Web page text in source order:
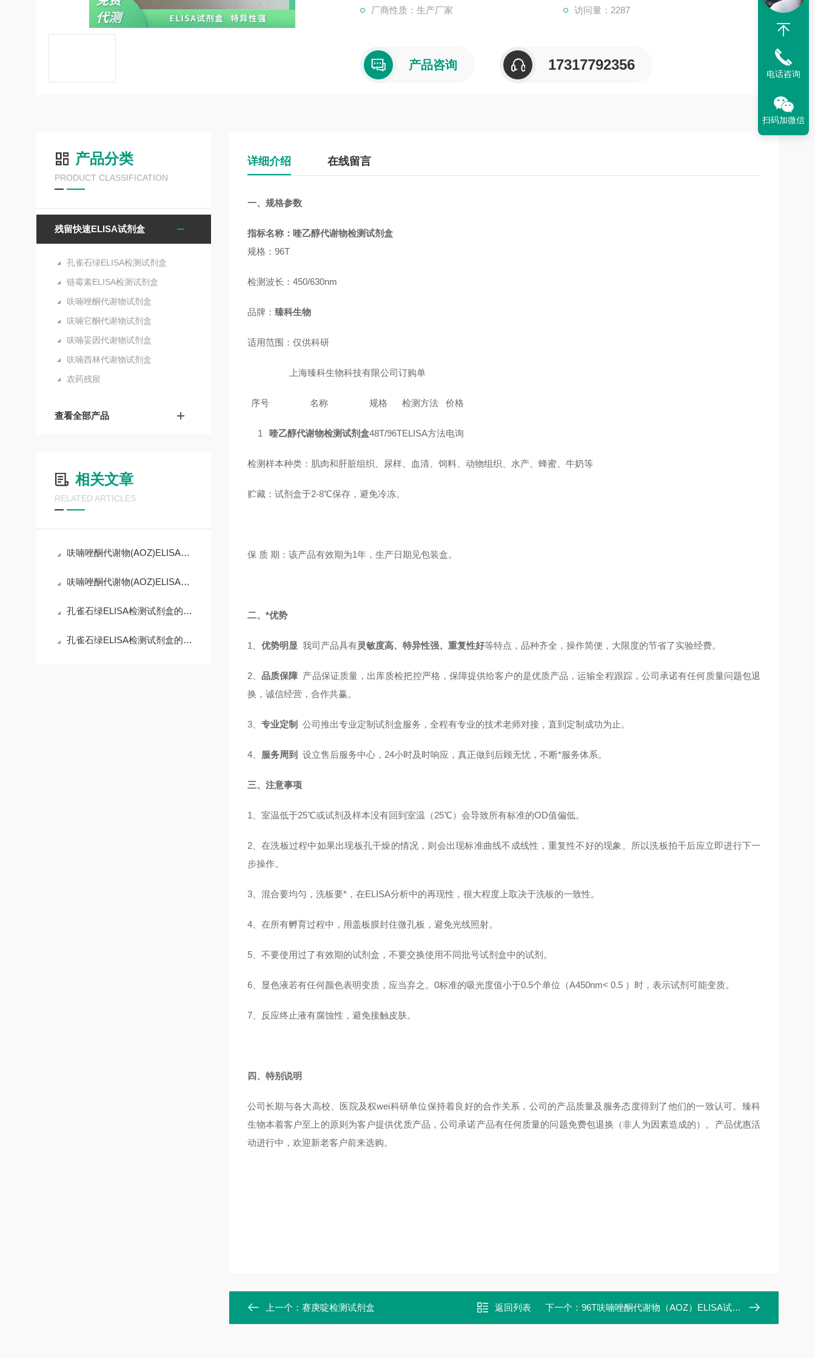
厂商性质：生产厂家 访问量：2287
产品咨询 17317792356
产品分类
PRODUCT CLASSIFICATION
残留快速ELISA试剂盒
孔雀石绿ELISA检测试剂盒
链霉素ELISA检测试剂盒
呋喃唑酮代谢物试剂盒
呋喃它酮代谢物试剂盒
呋喃妥因代谢物试剂盒
呋喃西林代谢物试剂盒
农药残留
查看全部产品
相关文章
RELATED ARTICLES
呋喃唑酮代谢物(AOZ)ELISA试剂盒：微观世界的精准捕手
呋喃唑酮代谢物(AOZ)ELISA试剂盒：守护舌尖安全的免疫防线
孔雀石绿ELISA检测试剂盒的工作原理精妙而有序
孔雀石绿ELISA检测试剂盒的使用须知
详细介绍 在线留言
一、规格参数
指标名称： 喹乙醇代谢物检测试剂盒
规格：96T
检测波长：450/630nm
品牌： 臻科生物
适用范围：仅供科研
上海臻科生物科技有限公司订购单
序号 名称 规格 检测方法 价格
1 喹乙醇代谢物检测试剂盒48T/96TELISA方法电询
检测样本种类：肌肉和肝脏组织、尿样、血清、饲料、 动物组织 水产、 蜂蜜、 牛奶等
贮藏：试剂盒于2-8℃保存，避免冷冻。
保 质 期：该产品有效期为1年，生产日期见包装盒。
二、*优势
1、 优势明显 我司产品具有灵敏度高、特异性强、重复性好等特点，品种齐全，操作简便，大限度的节省了实验经费。
2、 品质保障 产品保证质量，出库质检把控严格，保障提供给客户的是优质产品，运输全程跟踪，公司承诺有任何质量问题包退
换，诚信经营，合作共赢。
3、 专业定制 公司推出专业定制试剂盒服务，全程有专业的技术老师对接，直到定制成功为止。
4、 服务周到 设立售后服务中心，24小时及时响应，真正做到后顾无忧，不断*服务体系。
三、注意事项
1、室温低于25℃或试剂及样本没有回到室温（25℃）会导致所有标准的OD值偏低。
2、在洗板过程中如果出现板孔干燥的情况，则会出现标准曲线不成线性，重复性不好的现象。所以洗板拍干后应立即进行下一
步操作。
3、混合要均匀，洗板要*，在ELISA分析中的再现性，很大程度上取决于洗板的一致性。
4、在所有孵育过程中，用盖板膜封住微孔板，避免光线照射。
5、不要使用过了有效期的试剂盒，不要交换使用不同批号试剂盒中的试剂。
6、显色液若有任何颜色表明变质，应当弃之。0标准的吸光度值小于0.5个单位（A450nm< 0.5 ）时，表示试剂可能变质。
7、反应终止液有腐蚀性，避免接触皮肤。
四、特别说明
公司长期与各大高校、医院及权wei科研单位保持着良好的合作关系，公司的产品质量及服务态度得到了他们的一致认可。臻科
生物本着客户至上的原则为客户提供优质产品，公司承诺产品有任何质量的问题免费包退换（非人为因素造成的）。产品优惠活
动进行中，欢迎新老客户前来选购。
上一个： 赛庚啶检测试剂盒 返回列表 下一个： 96T呋喃唑酮代谢物（AOZ）ELISA试剂盒
电话咨询
扫码加微信